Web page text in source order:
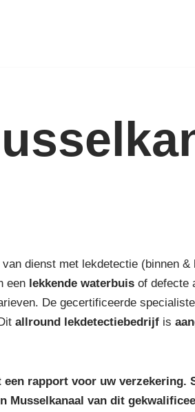
van dienst met lekdetectie (binnen
een lekkende waterbuis of defecte
De gecertificeerde
allround lekdetectiebedrijf is
rapport voor uw verzekering.
Musselkanaal van dit